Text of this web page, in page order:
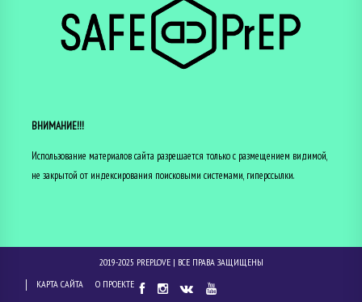
ВНИМАНИЕ!!!
Использование материалов сайта разрешается только с размещением видимой,
не закрытой от индексирования поисковыми системами, гиперссылки.
2019-2025 PREP.LOVE| ВСЕ ПРАВА ЗАЩИЩЕНЫ
КАРТА САЙТА
О ПРОЕКТЕ